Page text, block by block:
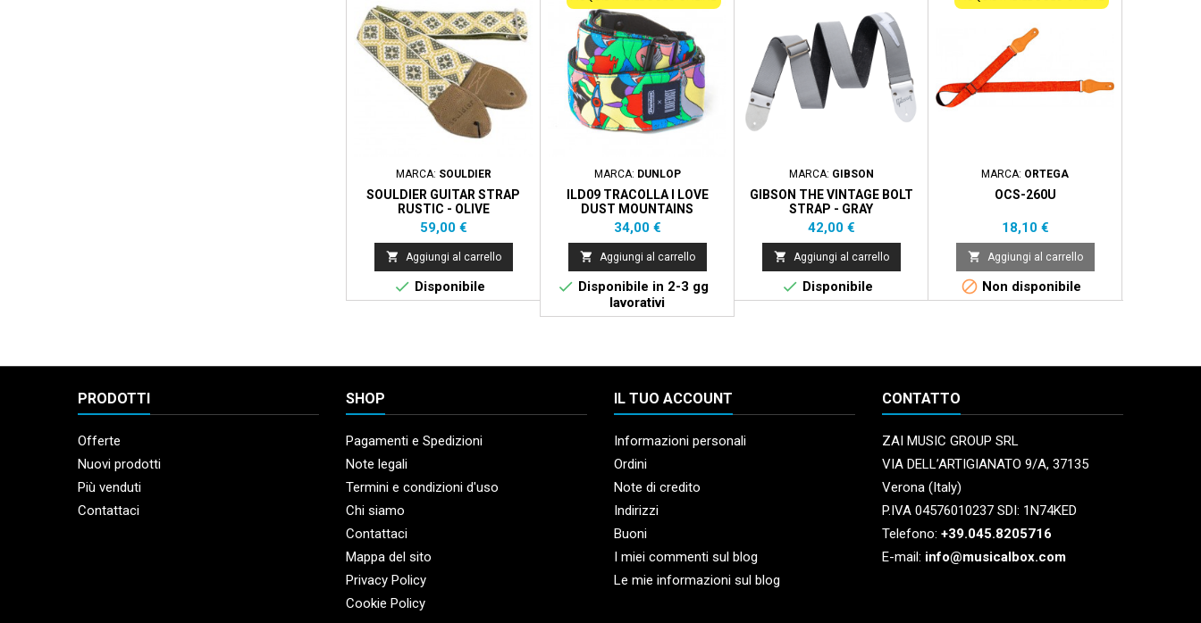
MARCA: SOULDIER
SOULDIER GUITAR STRAP
RUSTIC - OLIVE
Prezzo
59,00 €
 Aggiungi al carrello
 Disponibile
MARCA: DUNLOP
ILD09 TRACOLLA I LOVE
DUST MOUNTAINS
Prezzo
34,00 €
 Aggiungi al carrello
 Disponibile in 2-3 gg
lavorativi
MARCA: GIBSON
GIBSON THE VINTAGE BOLT
STRAP - GRAY
Prezzo
42,00 €
 Aggiungi al carrello
 Disponibile
MARCA: ORTEGA
OCS-260U
Prezzo
18,10 €
 Aggiungi al carrello
 Non disponibile
PRODOTTI
Offerte
Nuovi prodotti
Più venduti
Contattaci
SHOP
Pagamenti e Spedizioni
Note legali
Termini e condizioni d'uso
Chi siamo
Contattaci
Mappa del sito
Privacy Policy
Cookie Policy
IL TUO ACCOUNT
Informazioni personali
Ordini
Note di credito
Indirizzi
Buoni
I miei commenti sul blog
Le mie informazioni sul blog
CONTATTO
ZAI MUSIC GROUP SRL
VIA DELL’ARTIGIANATO 9/A, 37135
Verona (Italy)
P.IVA 04576010237 SDI: 1N74KED
Telefono: +39.045.8205716
E-mail: info@musicalbox.com